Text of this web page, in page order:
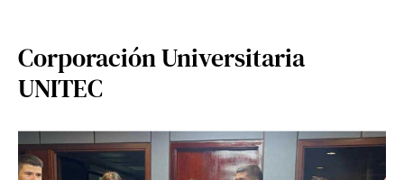
Corporación Universitaria
UNITEC